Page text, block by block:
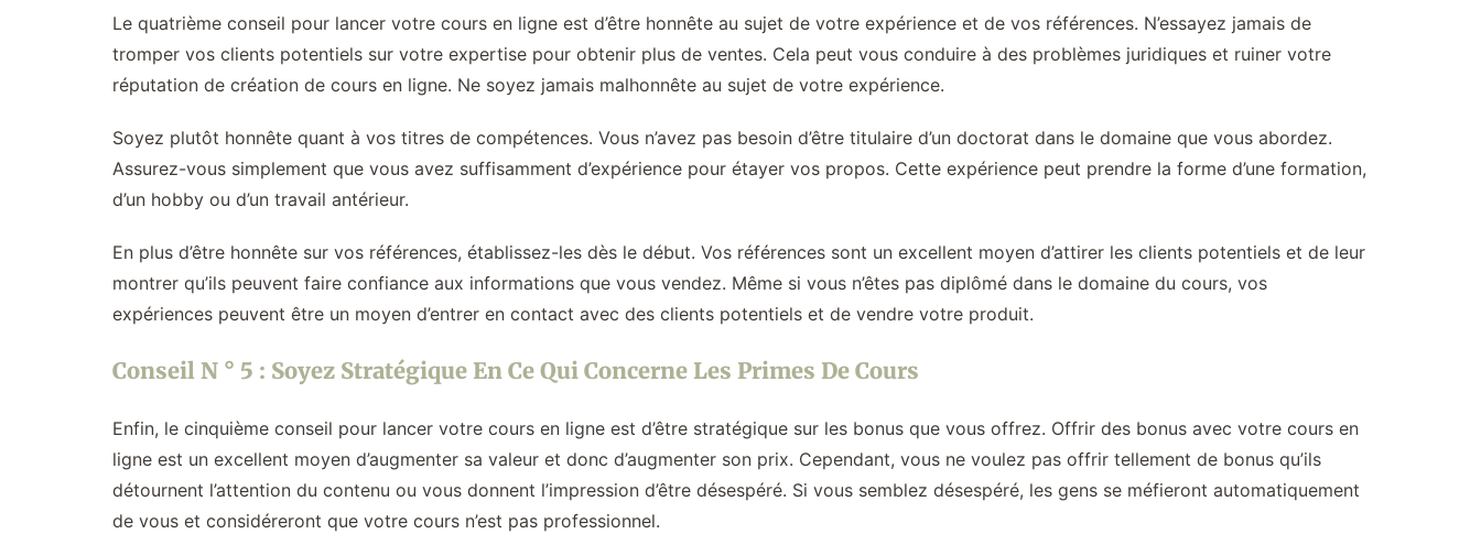
Le quatrième conseil pour lancer votre cours en ligne est d’être honnête au sujet de votre expérience et de vos références. N’essayez jamais de
tromper vos clients potentiels sur votre expertise pour obtenir plus de ventes. Cela peut vous conduire à des problèmes juridiques et ruiner votre
réputation de création de cours en ligne. Ne soyez jamais malhonnête au sujet de votre expérience.
Soyez plutôt honnête quant à vos titres de compétences. Vous n’avez pas besoin d’être titulaire d’un doctorat dans le domaine que vous abordez.
Assurez-vous simplement que vous avez suffisamment d’expérience pour étayer vos propos. Cette expérience peut prendre la forme d’une formation,
d’un hobby ou d’un travail antérieur.
En plus d’être honnête sur vos références, établissez-les dès le début. Vos références sont un excellent moyen d’attirer les clients potentiels et de leur
montrer qu’ils peuvent faire confiance aux informations que vous vendez. Même si vous n’êtes pas diplômé dans le domaine du cours, vos
expériences peuvent être un moyen d’entrer en contact avec des clients potentiels et de vendre votre produit.
Conseil N ° 5 : Soyez Stratégique En Ce Qui Concerne Les Primes De Cours
Enfin, le cinquième conseil pour lancer votre cours en ligne est d’être stratégique sur les bonus que vous offrez. Offrir des bonus avec votre cours en
ligne est un excellent moyen d’augmenter sa valeur et donc d’augmenter son prix. Cependant, vous ne voulez pas offrir tellement de bonus qu’ils
détournent l’attention du contenu ou vous donnent l’impression d’être désespéré. Si vous semblez désespéré, les gens se méfieront automatiquement
de vous et considéreront que votre cours n’est pas professionnel.